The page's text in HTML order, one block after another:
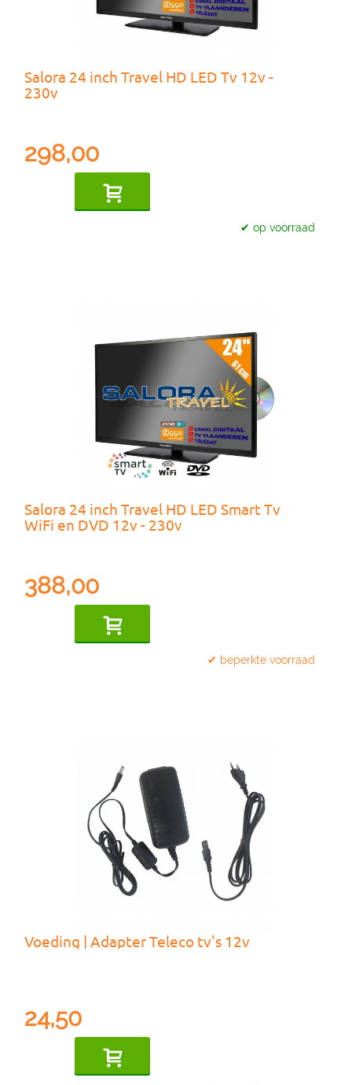
Salora 24 inch Travel HD LED Tv 12v -
230v
298,00
✔ op voorraad
Salora 24 inch Travel HD LED Smart Tv
WiFi en DVD 12v - 230v
388,00
✔ beperkte voorraad
Voeding | Adapter Teleco tv's 12v
24,50